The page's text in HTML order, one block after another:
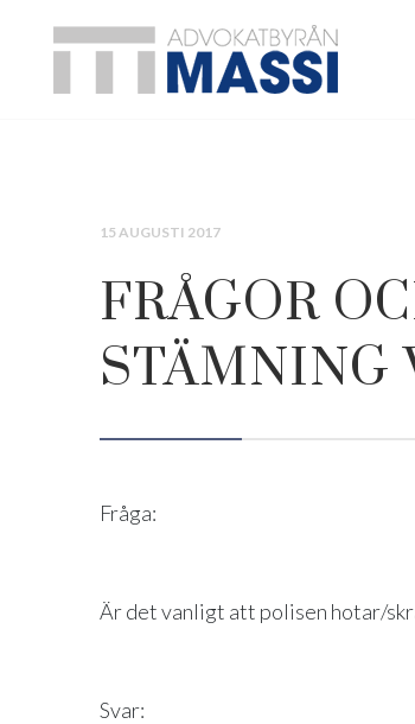
15 AUGUSTI 2017
FRÅGOR
STÄMNING
Fråga:
Är det vanligt att polisen hotar/
Svar: